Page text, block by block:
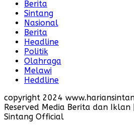
Berita
Sintang
Nasional
Berita
Headline
Politik
Olahraga
Melawi
Heddline
copyright 2024
Reserved Media Berita dan
Sintang Official